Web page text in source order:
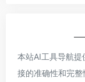
本站AI工具导航
接的准确性和完